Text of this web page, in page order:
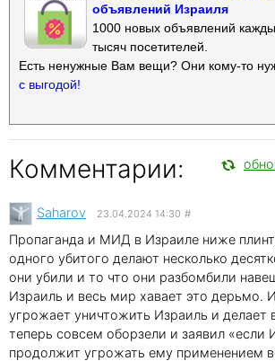
объявлений Израиля
1000 новых объявлений
тысяч посетителей.
Есть ненужные Вам вещи? Они кому-то
с выгодой!
Комментарии:
Saharov 23.04.2024 14:30 #
Пропаганда и МИД в Израиле ниже
одного убитого делают несколько
они убили и то что они разбомбили
Израиль и весь мир хавает это дерьмо.
угрожает уничтожить Израиль и делает
теперь совсем оборзели и заявил «если
продолжит угрожать ему применением